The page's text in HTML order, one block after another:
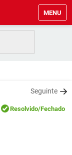
MENU
Seguinte
Resolvido/Fechado